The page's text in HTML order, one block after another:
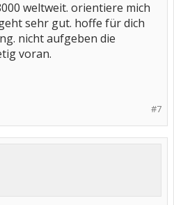
weltweit. orientiere mich
sehr gut. hoffe für dich
nicht aufgeben die
voran.
#7